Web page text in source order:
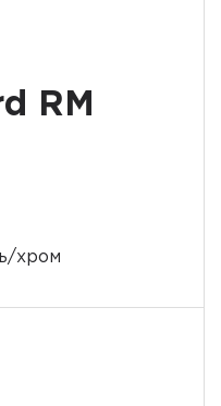
RM
хром